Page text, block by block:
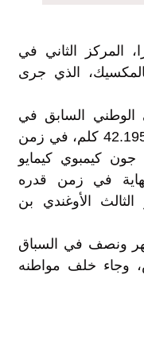
المركز الثاني في
الذي جرى
الوطني السابق في
الماراثون، مسافة السباق التي تبلغ 42.195 كلم، في زمن
جون كيمبوي كيمايو
في زمن قدره
الثالث الأوغندي بن
ونصف في السباق
موسكو بزمن 2:11.38س، وجاء خلف مواطنه